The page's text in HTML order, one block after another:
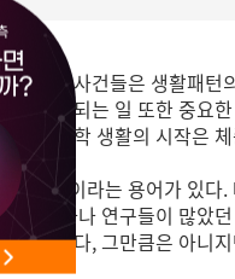
환적인 사건들은 생활패턴
학생이 되는 일 또한 중요
제로 대학 생활의 시작은
15’ 이라는 용어가 있
학 조사나 연구들이 많았
증가한다, 그만큼은 아니